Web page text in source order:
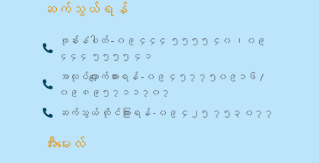
ဆက်သွယ်ရန်
ဖုန်းနံပါတ် - ၀၉ ၄၄၄ ၅၅၅၅ ၄၀ ၊ ၀၉
၄၄၄ ၅၅၅၅ ၄၁
အလုပ်လျှောက်ထားရန် - ၀၉ ၄၅၇၇၅၀၉၁၆ /
၀၉ ၈၉၅၇၁၁၇၀၇
ဆက်သွယ် တိုင်ကြားရန် - ၀၉ ၄၂၅ ၇၅၃ ၀၇၇
အီးမေးလ်